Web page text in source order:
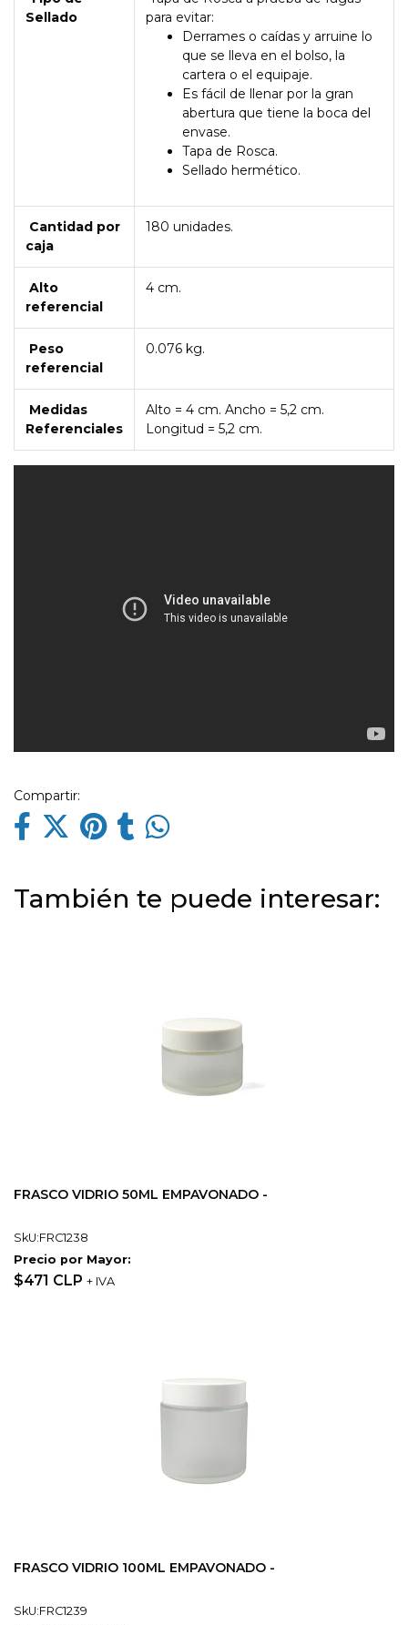
Sellado
para evitar:
Derrames o caídas y arruine lo
que se lleva en el bolso, la
cartera o el equipaje.
Es fácil de llenar por la gran
abertura que tiene la boca del
envase.
Tapa de Rosca.
Sellado hermético.
Cantidad por
caja
180 unidades.
Alto
referencial
4 cm.
Peso
referencial
0.076 kg.
Medidas
Referenciales
Alto = 4 cm. Ancho = 5,2 cm.
Longitud = 5,2 cm.
Compartir:
También te puede interesar:
FRASCO VIDRIO 50ML EMPAVONADO -
SkU:FRC1238
Precio por Mayor:
$471 CLP + IVA
FRASCO VIDRIO 100ML EMPAVONADO -
SkU:FRC1239